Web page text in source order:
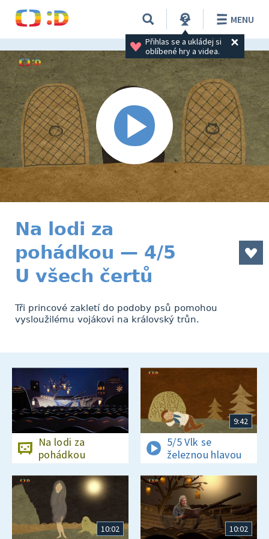
Přihlas se a ukládej si
oblíbené hry a videa.
MENU
Na lodi za
pohádkou — 4/5
U všech čertů
Tři princové zakletí do podoby psů pomohou
vysloužilému vojákovi na královský trůn.
Na lodi za
pohádkou
9:42
5/5 Vlk se
železnou hlavou
10:02 10:02